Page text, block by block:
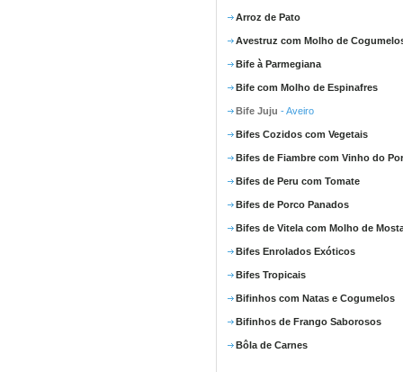
Arroz de Pato
Avestruz com Molho de
Bife à Parmegiana
Bife com Molho de Espinafres
Bife Juju - Aveiro
Bifes Cozidos com Vegetais
Bifes de Fiambre com Vinho do
Bifes de Peru com Tomate
Bifes de Porco Panados
Bifes de Vitela com Molho de
Bifes Enrolados Exóticos
Bifes Tropicais
Bifinhos com Natas e Cogumelos
Bifinhos de Frango Saborosos
Bôla de Carnes